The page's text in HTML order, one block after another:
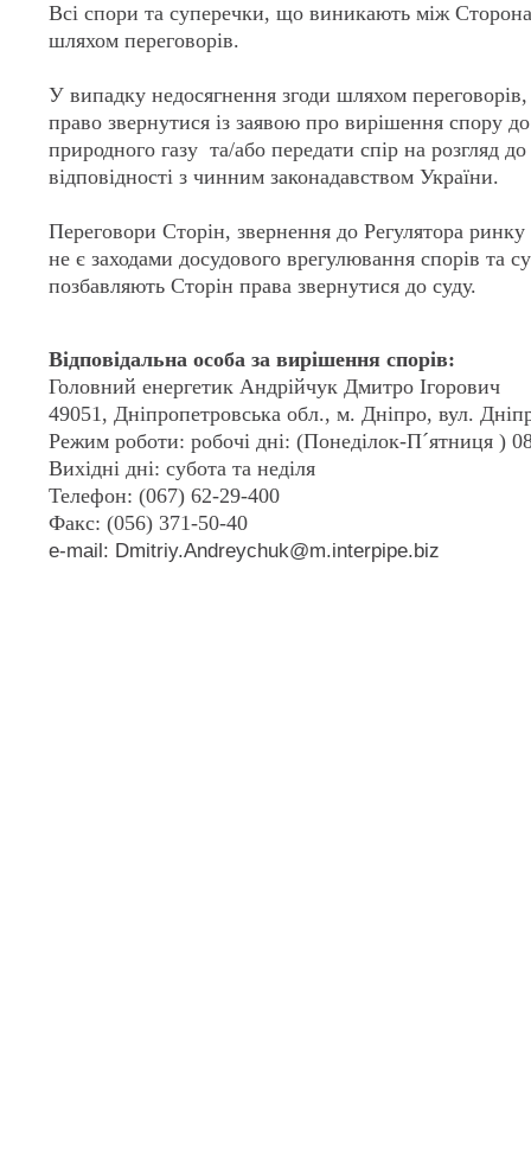
Всі спори та суперечки, що виникають між
шляхом переговорів.
У випадку недосягнення згоди шляхом
право звернутися із заявою про вирішення спору
природного газу та/або передати спір на розгляд
відповідності з чинним законадавством України.
Переговори Сторін, звернення до Регулятора ринку
не є заходами досудового врегулювання спорів та
позбавляють Сторін права звернутися до суду.
Відповідальна особа за вирішення спорів:
Головний енергетик Андрійчук Дмитро Ігорович
49051, Дніпропетровська обл., м. Дніпро, вул.
Режим роботи: робочі дні: (Понеділок-П´ятниця )
Вихідні дні: субота та неділя
Телефон: (067) 62-29-400
Факс: (056) 371-50-40
e-mail: Dmitriy.Andreychuk@m.interpipe.biz